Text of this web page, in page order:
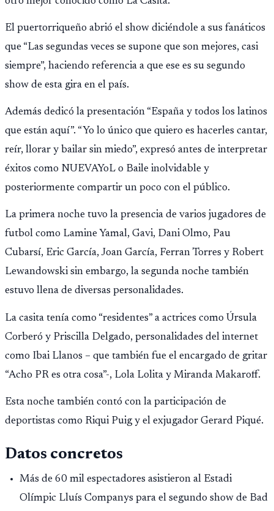
El puertorriqueño abrió el show diciéndole a sus fanáticos
que “Las segundas veces se supone que son mejores, casi
siempre”, haciendo referencia a que ese es su segundo
show de esta gira en el país.
Además dedicó la presentación “España y todos los latinos
que están aquí”. “Yo lo único que quiero es hacerles cantar,
reír, llorar y bailar sin miedo”, expresó antes de interpretar
éxitos como NUEVAYoL o Baile inolvidable y
posteriormente compartir un poco con el público.
La primera noche tuvo la presencia de varios jugadores de
futbol como Lamine Yamal, Gavi, Dani Olmo, Pau
Cubarsí, Eric García, Joan García, Ferran Torres y Robert
Lewandowski sin embargo, la segunda noche también
estuvo llena de diversas personalidades.
La casita tenía como “residentes” a actrices como Úrsula
Corberó y Priscilla Delgado, personalidades del internet
como Ibai Llanos – que también fue el encargado de gritar
“Acho PR es otra cosa”-, Lola Lolita y Miranda Makaroff.
Esta noche también contó con la participación de
deportistas como Riqui Puig y el exjugador Gerard Piqué.
Datos concretos
Más de 60 mil espectadores asistieron al Estadi
Olímpic Lluís Companys para el segundo show de Bad